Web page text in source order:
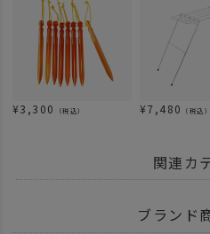
¥3,300 （税込） ¥7,480 （税込）
関連カ
MINIMAL WORKS - ミニマ
ブランド